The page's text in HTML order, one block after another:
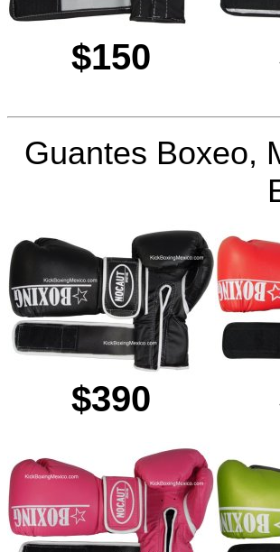
$150
Guantes Boxeo,
$390